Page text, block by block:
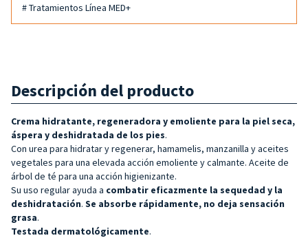
# Tratamientos Línea MED+
Descripción del producto
Crema hidratante, regeneradora y emoliente para la piel seca,
áspera y deshidratada de los pies.
Con urea para hidratar y regenerar, hamamelis, manzanilla y aceites
vegetales para una elevada acción emoliente y calmante. Aceite de
árbol de té para una acción higienizante.
Su uso regular ayuda a combatir eficazmente la sequedad y la
deshidratación. Se absorbe rápidamente, no deja sensación
grasa.
Testada dermatológicamente.